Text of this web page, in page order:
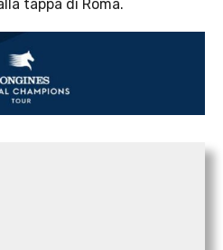
tappa di Roma.